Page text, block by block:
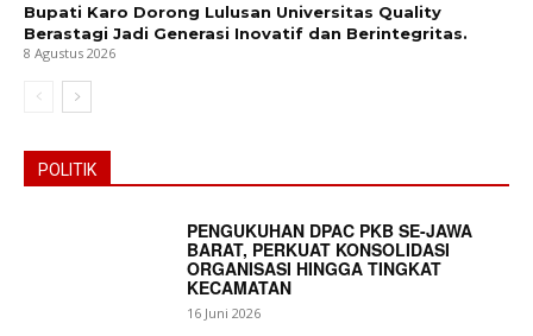
Bupati Karo Dorong Lulusan Universitas Quality
Berastagi Jadi Generasi Inovatif dan Berintegritas.
8 Agustus 2026
POLITIK
PENGUKUHAN DPAC PKB SE-JAWA
BARAT, PERKUAT KONSOLIDASI
ORGANISASI HINGGA TINGKAT
KECAMATAN
16 Juni 2026